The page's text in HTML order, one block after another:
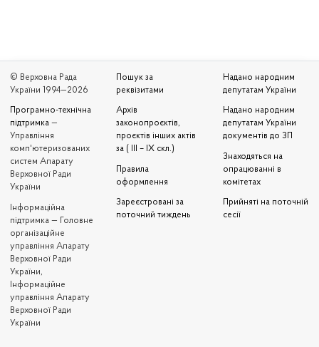
© Верховна Рада
України 1994—2026
Програмно-технічна
підтримка —
Управління
комп'ютеризованих
систем Апарату
Верховної Ради
України
Iнформаційна
підтримка — Головне
організаційне
управління Апарату
Верховної Ради
України,
Інформаційне
управління Апарату
Верховної Ради
України
Пошук за
реквізитами
Архів
законопроєктів,
проєктів інших актів
за ( III – IX скл.)
Правила
оформлення
Зареєстровані за
поточний тиждень
Надано народним
депутатам України
Надано народним
депутатам України
документів до ЗП
Знаходяться на
опрацюванні в
комітетах
Прийняті на поточній
сесії